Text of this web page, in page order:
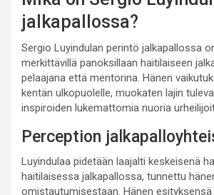
jalkapallossa?
Sergio Luyindulan perintö jalkapallossa
merkittävillä panoksillaan haitilaiseen
pelaajana että mentorina. Hänen
kentän ulkopuolelle, muokaten lajin
inspiroiden lukemattomia nuoria
Perception
Luyindulaa pidetään laajalti keskeisenä
haitilaisessa jalkapallossa, tunnettu
omistautumisestaan. Hänen